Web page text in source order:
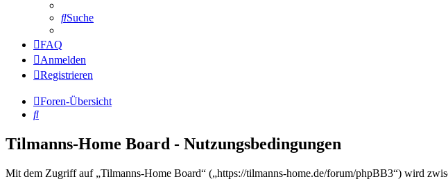
Suche
FAQ
Anmelden
Registrieren
Foren-Übersicht
Suche
Tilmanns-Home Board - Nutzungsbedingungen
Mit dem Zugriff auf „Tilmanns-Home Board“ („https://tilmanns-home.de/forum/phpBB3“) wird